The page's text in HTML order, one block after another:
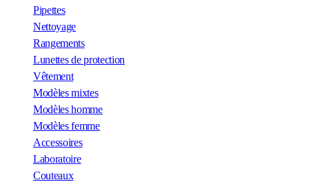
Pipettes
Nettoyage
Rangements
Lunettes de protection
Vêtement
Modèles mixtes
Modèles homme
Modèles femme
Accessoires
Laboratoire
Couteaux